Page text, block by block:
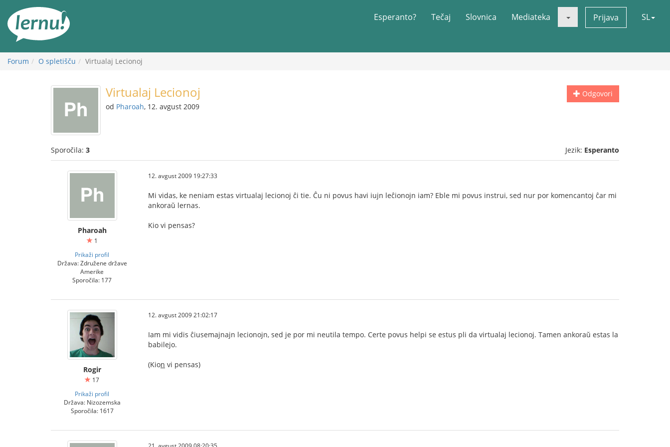
vsebini
Esperanto? Tečaj Slovnica Mediateka Prijava SL
Forum O spletišču Virtualaj Lecionoj
Odgovori
Virtualaj Lecionoj
od Pharoah, 12. avgust 2009
Sporočila: 3 Jezik: Esperanto
Pharoah
1
Prikaži profil
Država: Združene države
Amerike
Sporočila: 177
12. avgust 2009 19:27:33
Mi vidas, ke neniam estas virtualaj lecionoj ĉi tie. Ĉu ni povus havi iujn leĉionojn iam? Eble mi povus instrui, sed nur por komencantoj ĉar mi
ankoraŭ lernas.
Kio vi pensas?
Rogir
17
Prikaži profil
Država: Nizozemska
Sporočila: 1617
12. avgust 2009 21:02:17
Iam mi vidis ĉiusemajnajn lecionojn, sed je por mi neutila tempo. Certe povus helpi se estus pli da virtualaj lecionoj. Tamen ankoraŭ estas la
babilejo.
(Kion vi pensas)